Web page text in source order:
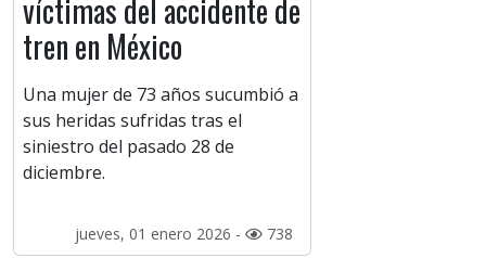
víctimas del accidente de
tren en México
Una mujer de 73 años sucumbió a
sus heridas sufridas tras el
siniestro del pasado 28 de
diciembre.
jueves, 01 enero 2026 - 738